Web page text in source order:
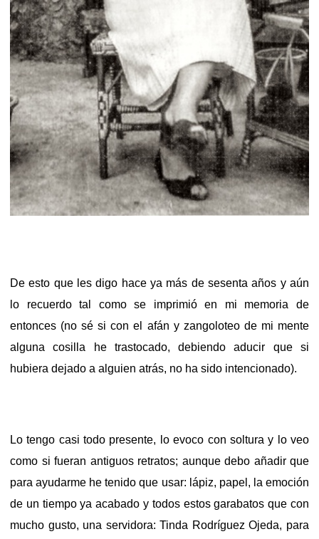
De esto que les digo hace ya más de sesenta años y aún
lo recuerdo tal como se imprimió en mi memoria de
entonces (no sé si con el afán y zangoloteo de mi mente
alguna cosilla he trastocado, debiendo aducir que si
hubiera dejado a alguien atrás, no ha sido intencionado).
Lo tengo casi todo presente, lo evoco con soltura y lo veo
como si fueran antiguos retratos; aunque debo añadir que
para ayudarme he tenido que usar: lápiz, papel, la emoción
de un tiempo ya acabado y todos estos garabatos que con
mucho gusto, una servidora: Tinda Rodríguez Ojeda, para